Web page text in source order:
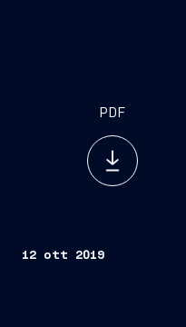
PDF
12 ott 2019